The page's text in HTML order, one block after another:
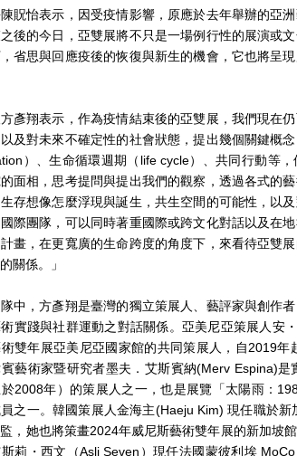
貺怡表示，因受疫情影響，原應於去年舉辦的亞
後的今日，亞雙展將不只是一場例行性的展演或
省思與回應疫後的恢復與新生的機會，它也將呈
彥翔表示，作為疫情結束後的亞雙展，我們現在
及對未來不確定性的社會狀態，提出幾個關鍵概
）、生命循環週期（life cycle）、共同行動等
面相，思考提問與提出我們的觀察，透過各式的
存想像怎麼浮現與誕生，共生空間的可能性，以
國際團隊，可以同時著重國際或跨文化對話以及在
畫，在更寬廣的生命跨度的角度下，來看待亞雙
關係。」
中，方彥翔是臺灣的獨立策展人、藝評家與創作
實踐與社群運動之對話關係。亞美尼亞策展人安
雙年展亞美尼亞國家館的共同策展人，自2019年
藝術家暨研究者墨夫．艾斯賓納(Merv Espina)是
2008年）的策展人之一，也是展覽「太陽雨：
之一。韓國策展人金海主(Haeju Kim) 現任職於
，她也將策畫2024年威尼斯藝術雙年展的新加坡
莉・西文（Asli Seven）現任法國蒙彼利埃